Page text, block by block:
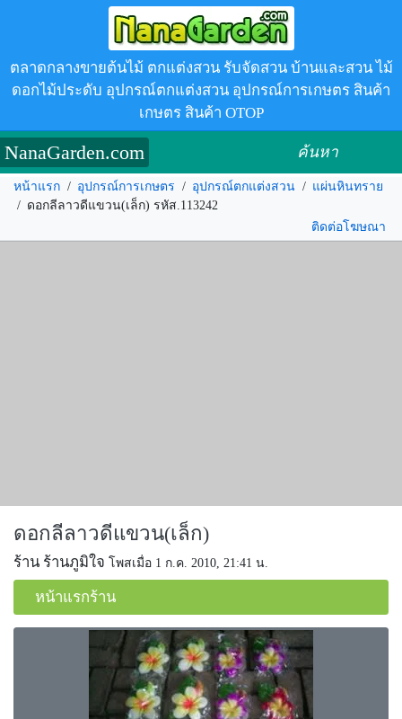
ตลาดกลางขายต้นไม้ ตกแต่งสวน รับจัดสวน บ้านและสวน ไม้
ดอกไม้ประดับ อุปกรณ์ตกแต่งสวน อุปกรณ์การเกษตร สินค้า
เกษตร สินค้า OTOP
NanaGarden.com ค้นหา
หน้าแรก / อุปกรณ์การเกษตร / อุปกรณ์ตกแต่งสวน / แผ่นหินทราย
/ ดอกลีลาวดีแขวน(เล็ก) รหัส.113242
ติดต่อโฆษณา
ดอกลีลาวดีแขวน(เล็ก)
ร้าน ร้านภูมิใจ โพสเมื่อ 1 ก.ค. 2010, 21:41 น.
หน้าแรกร้าน